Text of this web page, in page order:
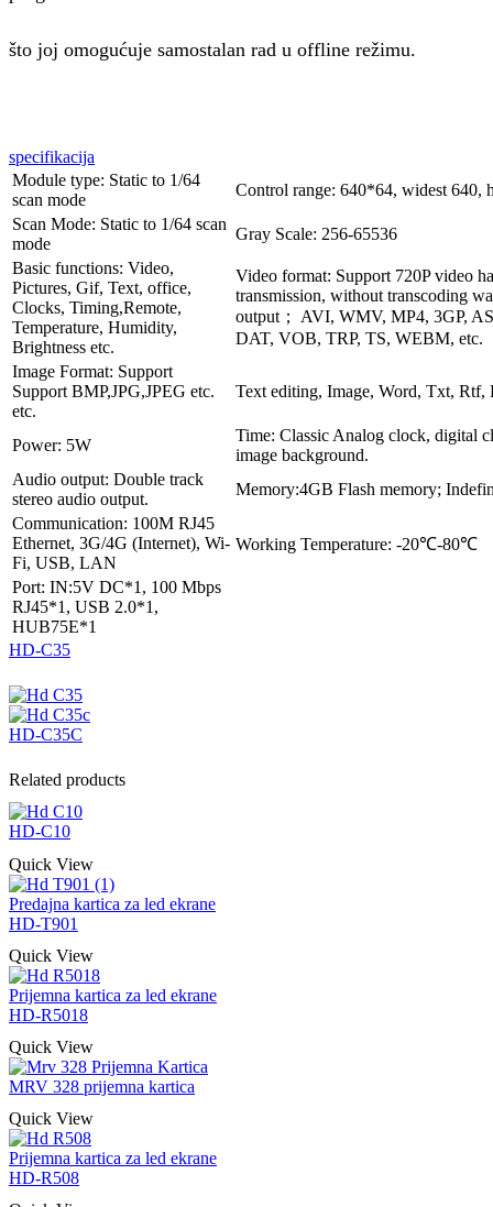
što joj omogućuje samostalan rad u offline režimu.
specifikacija
Module type: Static to 1/64
scan mode
Control range: 640*64, widest 640,
Scan Mode: Static to 1/64 scan
mode
Gray Scale: 256-65536
Basic functions: Video,
Pictures, Gif, Text, office,
Clocks, Timing,Remote,
Temperature, Humidity,
Brightness etc.
Video format: Support 720P video
transmission, without transcoding
output； AVI, WMV, MP4, 3GP,
DAT, VOB, TRP, TS, WEBM, etc.
Image Format: Support
Support BMP,JPG,JPEG etc.
etc.
Text editing, Image, Word, Txt, Rtf,
Power: 5W
Time: Classic Analog clock, digital
image background.
Audio output: Double track
stereo audio output.
Memory:4GB Flash memory;
Communication: 100M RJ45
Ethernet, 3G/4G (Internet), Wi-
Fi, USB, LAN
Working Temperature: -20℃-80℃
Port: IN:5V DC*1, 100 Mbps
RJ45*1, USB 2.0*1,
HUB75E*1
HD-C35
HD-C35C
Related products
HD-C10
Quick View
Predajna kartica za led ekrane
HD-T901
Quick View
Prijemna kartica za led ekrane
HD-R5018
Quick View
MRV 328 prijemna kartica
Quick View
Prijemna kartica za led ekrane
HD-R508